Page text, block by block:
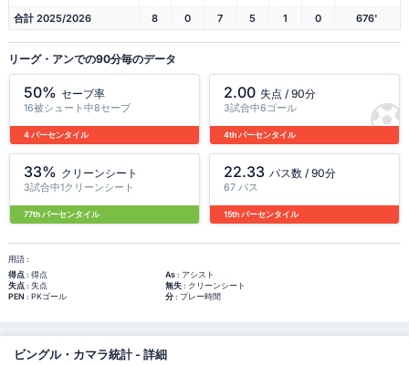
合計 2025/2026 8 0 7 5 1 0 676'
リーグ・アンでの90分毎のデータ
50% セーブ率
16被シュート中8セーブ
4 パーセンタイル
2.00 失点 / 90分
3試合中6ゴール
4th パーセンタイル
33% クリーンシート
3試合中1クリーンシート
77th パーセンタイル
22.33 パス数 / 90分
67 パス
15th パーセンタイル
用語 :
得点: 得点 As: アシスト
失点: 失点 無失: クリーンシート
PEN : PKゴール 分: プレー時間
ビングル・カマラ統計 - 詳細